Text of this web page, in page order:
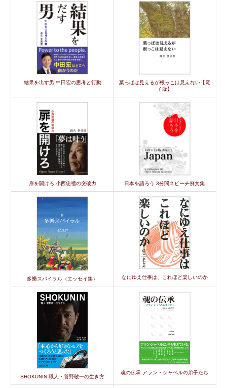
結果を出す男 中田宏の思考と行動
葉っぱは見えるが根っこは見えない【電
子版】
扉を開けろ 小西忠禮の突破力 日本を語ろう 3分間スピーチ例文集
多樂スパイラル（エッセイ集） なにゆえ仕事は、これほど楽しいのか
SHOKUNIN 職人・菅野敬一の生き方
魂の伝承 アラン・シャペルの弟子たち